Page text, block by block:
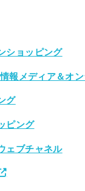
ショッピング
報メディア＆オン
グ
ピング
ェブチャネル